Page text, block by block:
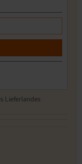
Lieferlandes